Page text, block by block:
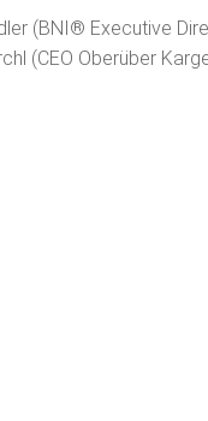
(BNI® Executive
(CEO Oberüber